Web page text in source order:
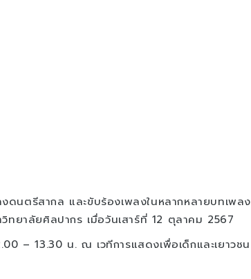
ดนตรีสากล และขับร้องเพลงในหลากหลายบทเพลง
ยาลัยศิลปากร เมื่อวันเสาร์ที่ 12 ตุลาคม 2567
– 13.30 น. ณ เวทีการแสดงเพื่อเด็กและเยาวชน